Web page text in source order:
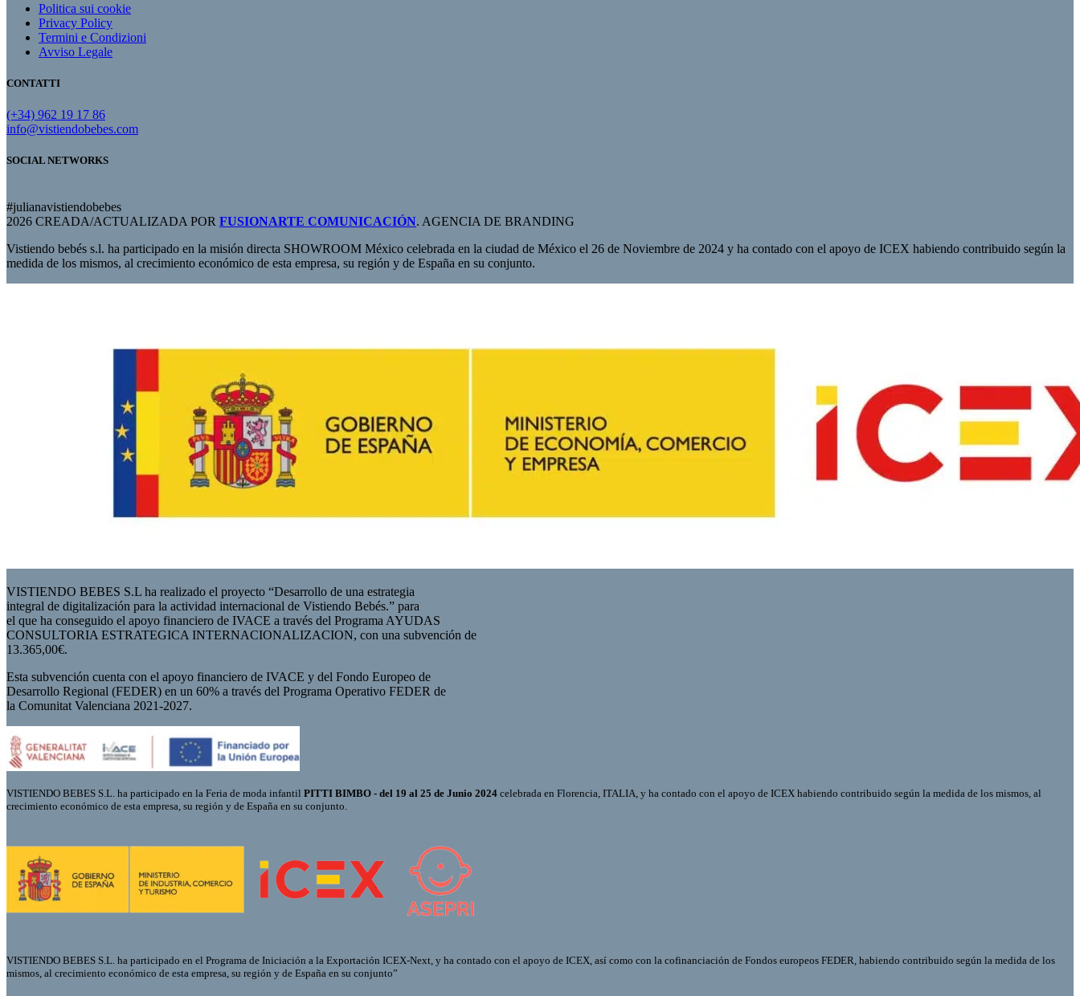
Politica sui cookie
Privacy Policy
Termini e Condizioni
Avviso Legale
CONTATTI
(+34) 962 19 17 86
info@vistiendobebes.com
SOCIAL NETWORKS
#julianavistiendobebes
2026 CREADA/ACTUALIZADA POR FUSIONARTE COMUNICACIÓN. AGENCIA DE BRANDING
Vistiendo bebés s.l. ha participado en la misión directa SHOWROOM México celebrada en la ciudad de México el 26 de Noviembre de 2024 y ha contado con el apoyo de ICEX habiendo contribuido según la
medida de los mismos, al crecimiento económico de esta empresa, su región y de España en su conjunto.
VISTIENDO BEBES S.L ha realizado el proyecto “Desarrollo de una estrategia
integral de digitalización para la actividad internacional de Vistiendo Bebés.” para
el que ha conseguido el apoyo financiero de IVACE a través del Programa AYUDAS
CONSULTORIA ESTRATEGICA INTERNACIONALIZACION, con una subvención de
13.365,00€.
Esta subvención cuenta con el apoyo financiero de IVACE y del Fondo Europeo de
Desarrollo Regional (FEDER) en un 60% a través del Programa Operativo FEDER de
la Comunitat Valenciana 2021-2027.
VISTIENDO BEBES S.L. ha participado en la Feria de moda infantil PITTI BIMBO - del 19 al 25 de Junio 2024 celebrada en Florencia, ITALIA, y ha contado con el apoyo de ICEX habiendo contribuido según la medida de los mismos, al
crecimiento económico de esta empresa, su región y de España en su conjunto.
VISTIENDO BEBES S.L. ha participado en el Programa de Iniciación a la Exportación ICEX-Next, y ha contado con el apoyo de ICEX, así como con la cofinanciación de Fondos europeos FEDER, habiendo contribuido según la medida de los
mismos, al crecimiento económico de esta empresa, su región y de España en su conjunto”